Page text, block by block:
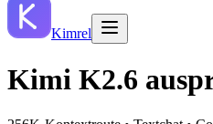
Kimrel
Kimi K2.6